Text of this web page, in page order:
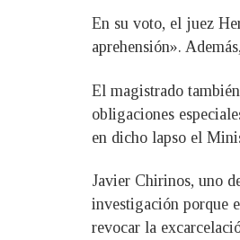
En su voto, el juez
aprehensión».
El magistrado
obligaciones
en dicho lapso el
Javier Chirinos, uno
investigación porque
revocar la